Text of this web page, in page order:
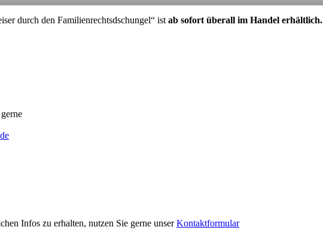
durch den Familienrechtsdschungel“ ist ab sofort überall im Handel erhältlich.
gerne
Infos zu erhalten, nutzen Sie gerne unserKontaktformular